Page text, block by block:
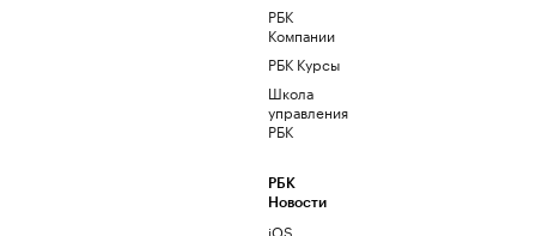
РБК
Компании
РБК Курсы
Школа
управления
РБК
РБК
Новости
iOS